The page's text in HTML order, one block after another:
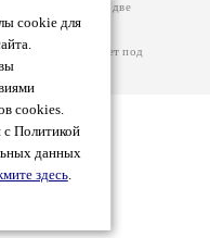
cookie для
cookies.
с Политикой
данных
здесь.
графе указано по две
посетителей.
Портал работает под